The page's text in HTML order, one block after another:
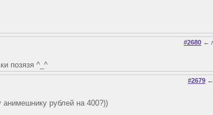
#2680 ←
позязя ^_^
#2679 ←
анимешнику рублей на 400?))